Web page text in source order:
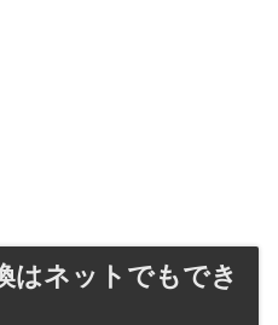
ネットでもでき